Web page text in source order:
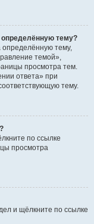
определённую тему?
определённую тему,
темой»,
просмотра тем.
ответа» при
тему.
по ссылке
просмотра
и щёлкните по ссылке